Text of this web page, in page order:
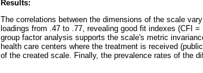
Results:
The correlations between the dimensions of the scale
loadings from .47 to .77, revealing good fit indexes (CFI
group factor analysis supports the scale's metric
health care centers where the treatment is received
of the created scale. Finally, the prevalence rates of the